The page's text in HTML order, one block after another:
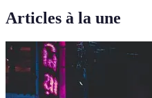
Articles à la une